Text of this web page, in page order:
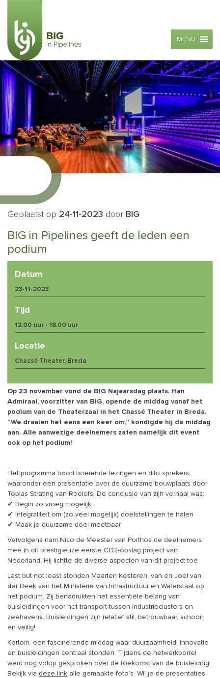
MENU
Geplaatst op 24-11-2023 door BIG
BIG in Pipelines geeft de leden een
podium
Datum
23-11-2023
Tijd
12.00 uur - 18.00 uur
Locatie
Chassé Theater, Breda
Op 23 november vond de BIG Najaarsdag plaats. Han
Admiraal, voorzitter van BIG, opende de middag vanaf het
podium van de Theaterzaal in het Chassé Theater in Breda.
“We draaien het eens een keer om,” kondigde hij de middag
aan. Alle aanwezige deelnemers zaten namelijk dit event
ook op het podium!
Het programma bood boeiende lezingen en dito sprekers,
waaronder een presentatie over de duurzame bouwplaats door
Tobias Strating van Roelofs. De conclusie van zijn verhaal was:
✔ Begin zo vroeg mogelijk
✔ Integraliteit om (zo veel mogelijk) doelstellingen te halen
✔ Maak je duurzame doel meetbaar
Vervolgens nam Nico de Meester van Porthos de deelnemers
mee in dit prestigieuze eerste CO2-opslag project van
Nederland. Hij lichtte de diverse aspecten van dit project toe.
Last but not least stonden Maarten Kesteren, van en Joel van
der Beek van het Ministerie van Infrastructuur en Waterstaat op
het podium. Zij benadrukten het essentiële belang van
buisleidingen voor het transport tussen industrieclusters en
zeehavens. Buisleidingen zijn relatief stil, betrouwbaar, schoon
en veilig!
Kortom, een fascinerende middag waar duurzaamheid, innovatie
en buisleidingen centraal stonden. Tijdens de netwerkborrel
werd nog volop gesproken over de toekomst van de buisleiding!
Bekijk via deze link alle gemaakte foto’s. Wil je de presentaties